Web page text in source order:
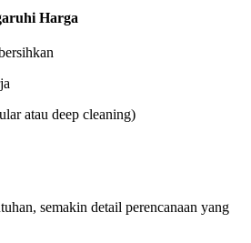
Harga
atau deep cleaning)
semakin detail perencanaan yang